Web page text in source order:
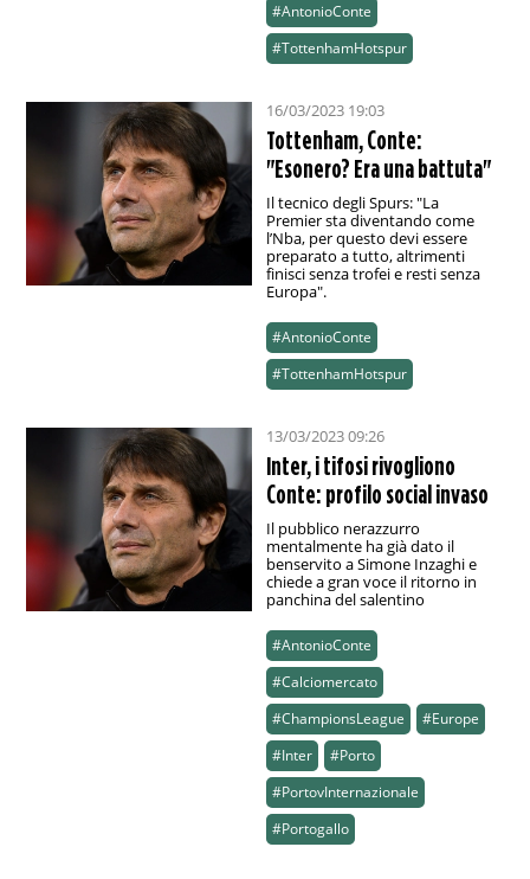
#AntonioConte
#TottenhamHotspur
16/03/2023 19:03
Tottenham, Conte:
"Esonero? Era una battuta"
Il tecnico degli Spurs: "La
Premier sta diventando come
l’Nba, per questo devi essere
preparato a tutto, altrimenti
finisci senza trofei e resti senza
Europa".
#AntonioConte
#TottenhamHotspur
13/03/2023 09:26
Inter, i tifosi rivogliono
Conte: profilo social invaso
Il pubblico nerazzurro
mentalmente ha già dato il
benservito a Simone Inzaghi e
chiede a gran voce il ritorno in
panchina del salentino
#AntonioConte
#Calciomercato
#ChampionsLeague
#Europe
#Inter
#Porto
#PortovInternazionale
#Portogallo